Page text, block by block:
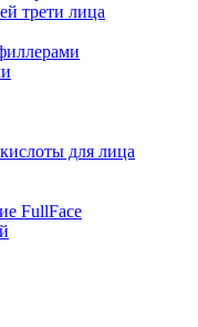
трети лица
для лица
FullFace